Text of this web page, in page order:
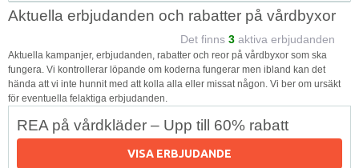
Aktuella erbjudanden och rabatter på vårdbyxor
Det finns 3 aktiva erbjudanden
Aktuella kampanjer, erbjudanden, rabatter och reor på vårdbyxor som ska
fungera. Vi kontrollerar löpande om koderna fungerar men ibland kan det
hända att vi inte hunnit med att kolla alla eller missat någon. Vi ber om ursäkt
för eventuella felaktiga erbjudanden.
REA på vårdkläder – Upp till 60% rabatt
VISA ERBJUDANDE